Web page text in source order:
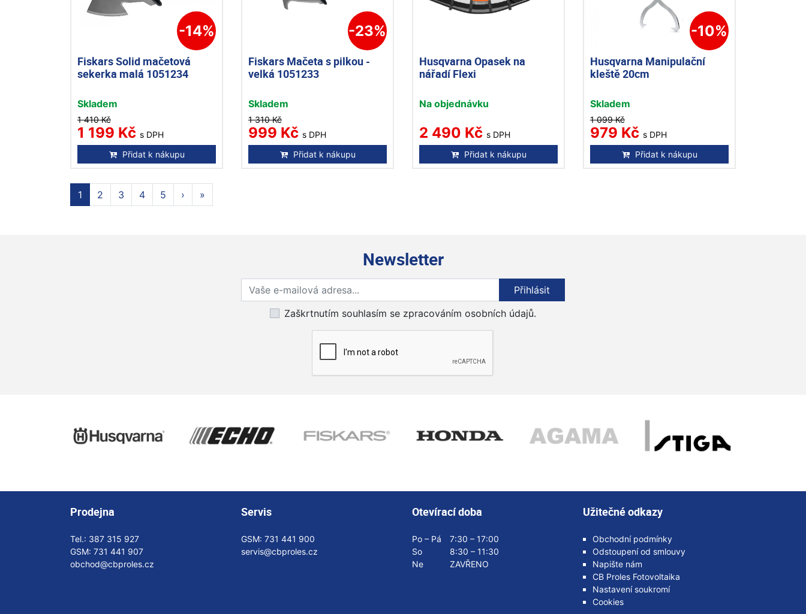
-14%
Fiskars Solid mačetová
sekerka malá 1051234
Skladem
1 410 Kč
1 199 Kč s DPH
Přidat k nákupu
-23%
Fiskars Mačeta s pilkou -
velká 1051233
Skladem
1 310 Kč
999 Kč s DPH
Přidat k nákupu
Husqvarna Opasek na
nářadí Flexi
Na objednávku
2 490 Kč s DPH
Přidat k nákupu
-10%
Husqvarna Manipulační
kleště 20cm
Skladem
1 099 Kč
979 Kč s DPH
Přidat k nákupu
1 2 3 4 5 › »
Newsletter
Přihlaste se k odběru novinek
Přihlásit
Zaškrtnutím souhlasím se zpracováním osobních údajů.
Prodejna
Tel.: 387 315 927
GSM: 731 441 907
obchod@cbproles.cz
Servis
GSM: 731 441 900
servis@cbproles.cz
Otevírací doba
Po – Pá
7:30 – 17:00
So
8:30 – 11:30
Ne
ZAVŘENO
Užitečné odkazy
Obchodní podmínky
Odstoupení od smlouvy
Napište nám
CB Proles Fotovoltaika
Nastavení soukromí
Cookies